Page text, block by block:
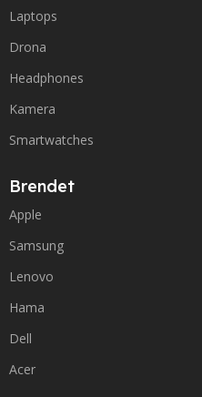
Laptops
Drona
Headphones
Kamera
Smartwatches
Brendet
Apple
Samsung
Lenovo
Hama
Dell
Acer